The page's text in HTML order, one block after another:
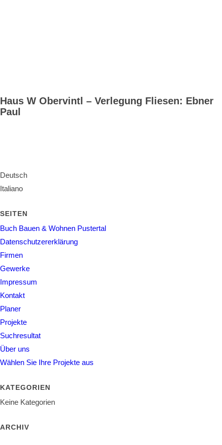
Haus W Obervintl – Verlegung Fliesen: Ebner
Paul
Deutsch
Italiano
SEITEN
Buch Bauen & Wohnen Pustertal
Datenschutzererklärung
Firmen
Gewerke
Impressum
Kontakt
Planer
Projekte
Suchresultat
Über uns
Wählen Sie Ihre Projekte aus
KATEGORIEN
Keine Kategorien
ARCHIV